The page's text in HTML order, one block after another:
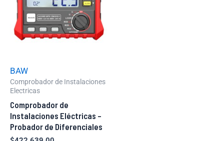
BAW
Comprobador de Instalaciones
Electricas
Comprobador de
Instalaciones Eléctricas –
Probador de Diferenciales